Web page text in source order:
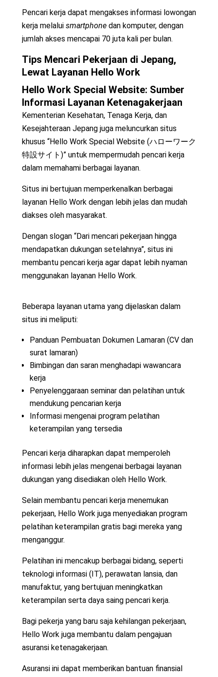
Pencari kerja dapat mengakses informasi lowongan
kerja melalui smartphone dan komputer, dengan
jumlah akses mencapai 70 juta kali per bulan.
Tips Mencari Pekerjaan di Jepang,
Lewat Layanan Hello Work
Hello Work Special Website: Sumber
Informasi Layanan Ketenagakerjaan
Kementerian Kesehatan, Tenaga Kerja, dan
Kesejahteraan Jepang juga meluncurkan situs
khusus “Hello Work Special Website (ハローワーク
特設サイト)” untuk mempermudah pencari kerja
dalam memahami berbagai layanan.
Situs ini bertujuan memperkenalkan berbagai
layanan Hello Work dengan lebih jelas dan mudah
diakses oleh masyarakat.
Dengan slogan “Dari mencari pekerjaan hingga
mendapatkan dukungan setelahnya”, situs ini
membantu pencari kerja agar dapat lebih nyaman
menggunakan layanan Hello Work.
Beberapa layanan utama yang dijelaskan dalam
situs ini meliputi:
Panduan Pembuatan Dokumen Lamaran (CV dan
surat lamaran)
Bimbingan dan saran menghadapi wawancara
kerja
Penyelenggaraan seminar dan pelatihan untuk
mendukung pencarian kerja
Informasi mengenai program pelatihan
keterampilan yang tersedia
Pencari kerja diharapkan dapat memperoleh
informasi lebih jelas mengenai berbagai layanan
dukungan yang disediakan oleh Hello Work.
Selain membantu pencari kerja menemukan
pekerjaan, Hello Work juga menyediakan program
pelatihan keterampilan gratis bagi mereka yang
menganggur.
Pelatihan ini mencakup berbagai bidang, seperti
teknologi informasi (IT), perawatan lansia, dan
manufaktur, yang bertujuan meningkatkan
keterampilan serta daya saing pencari kerja.
Bagi pekerja yang baru saja kehilangan pekerjaan,
Hello Work juga membantu dalam pengajuan
asuransi ketenagakerjaan.
Asuransi ini dapat memberikan bantuan finansial